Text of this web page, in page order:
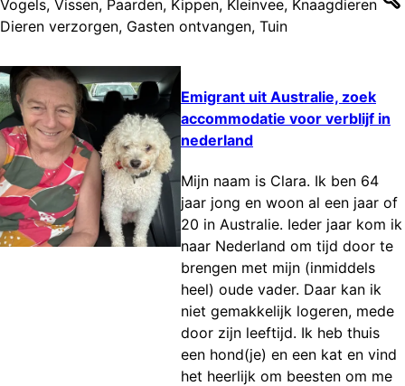
Vogels, Vissen, Paarden, Kippen, Kleinvee, Knaagdieren
Dieren verzorgen, Gasten ontvangen, Tuin
Emigrant uit Australie, zoek
accommodatie voor verblijf in
nederland
Mijn naam is Clara. Ik ben 64
jaar jong en woon al een jaar of
20 in Australie. Ieder jaar kom ik
naar Nederland om tijd door te
brengen met mijn (inmiddels
heel) oude vader. Daar kan ik
niet gemakkelijk logeren, mede
door zijn leeftijd. Ik heb thuis
een hond(je) en een kat en vind
het heerlijk om beesten om me